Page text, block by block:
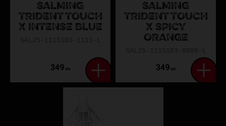
SALMING
TRIDENT TOUCH
X INTENSE BLUE
349 KR
SALMING
TRIDENT TOUCH
X SPICY
ORANGE
349 KR